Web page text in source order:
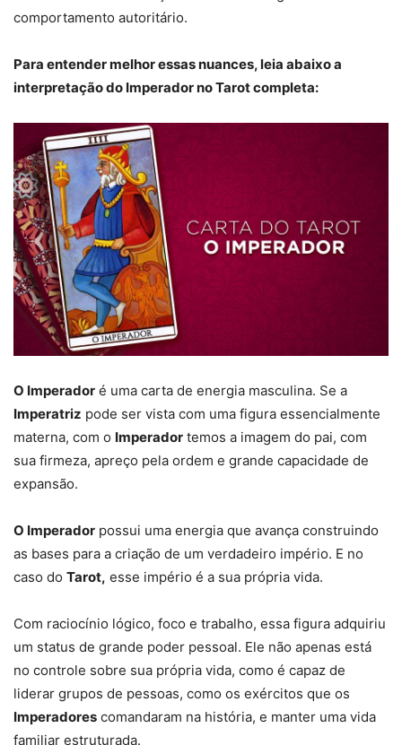
comportamento autoritário.
Para entender melhor essas nuances, leia abaixo a
interpretação do Imperador no Tarot completa:
O Imperador é uma carta de energia masculina. Se a
Imperatriz pode ser vista com uma figura essencialmente
materna, com o Imperador temos a imagem do pai, com
sua firmeza, apreço pela ordem e grande capacidade de
expansão.
O Imperador possui uma energia que avança construindo
as bases para a criação de um verdadeiro império. E no
caso do Tarot, esse império é a sua própria vida.
Com raciocínio lógico, foco e trabalho, essa figura adquiriu
um status de grande poder pessoal. Ele não apenas está
no controle sobre sua própria vida, como é capaz de
liderar grupos de pessoas, como os exércitos que os
Imperadores comandaram na história, e manter uma vida
familiar estruturada.